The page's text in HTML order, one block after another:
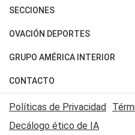
Últimas Noticias
Política
Judiciales
Economia
SECCIONES
Horóscopo
Motores
Trucos caseros
Series y Películas
Edictos y Solicitadas
OVACIÓN DEPORTES
Fútbol
Mundial
Automovilismo
Rugby
GRUPO AMÉRICA INTERIOR
Canal 7 en Vivo
CONTACTO
Acerca de Nosotros
Contactanos
Políticas de Privacidad
Decálogo ético de IA